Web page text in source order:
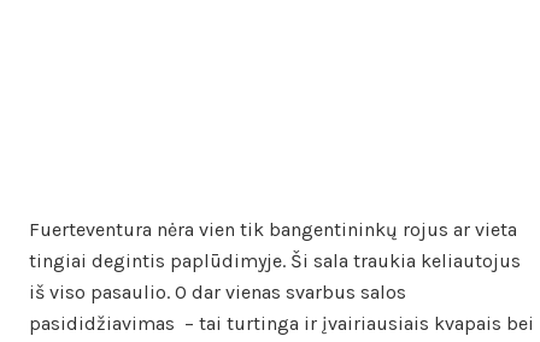
Fuerteventura nėra vien tik bangentininkų rojus ar vieta
tingiai degintis paplūdimyje. Ši sala traukia keliautojus
iš viso pasaulio. O dar vienas svarbus salos
pasididžiavimas – tai turtinga ir įvairiausiais kvapais bei